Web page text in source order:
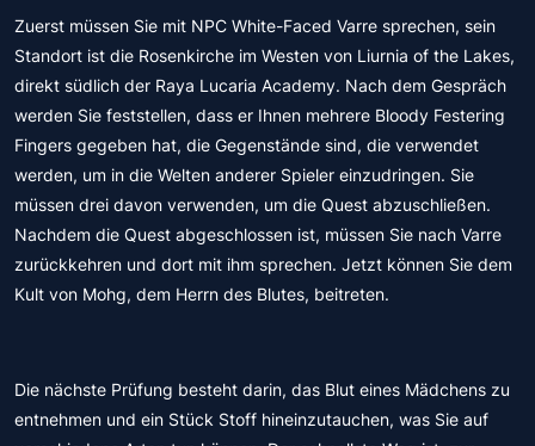
Zuerst müssen Sie mit NPC White-Faced Varre sprechen, sein
Standort ist die Rosenkirche im Westen von Liurnia of the Lakes,
direkt südlich der Raya Lucaria Academy. Nach dem Gespräch
werden Sie feststellen, dass er Ihnen mehrere Bloody Festering
Fingers gegeben hat, die Gegenstände sind, die verwendet
werden, um in die Welten anderer Spieler einzudringen. Sie
müssen drei davon verwenden, um die Quest abzuschließen.
Nachdem die Quest abgeschlossen ist, müssen Sie nach Varre
zurückkehren und dort mit ihm sprechen. Jetzt können Sie dem
Kult von Mohg, dem Herrn des Blutes, beitreten.
Die nächste Prüfung besteht darin, das Blut eines Mädchens zu
entnehmen und ein Stück Stoff hineinzutauchen, was Sie auf